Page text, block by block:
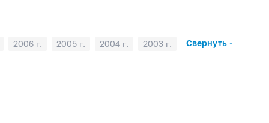
2006 г. 2005 г. 2004 г. 2003 г. Свернуть -